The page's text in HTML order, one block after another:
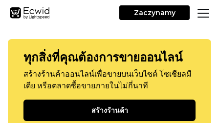
Zaczynamy
ทุกสิ่งที่คุณต้องการขายออนไลน์
สร้างร้านค้าออนไลน์เพื่อขายบนเว็บไซต์ โซเชียลมี
เดีย หรือตลาดซื้อขายภายในไม่กี่นาที
สร้างร้านค้า